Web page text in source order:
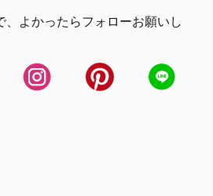
よかったらフォローお願いし